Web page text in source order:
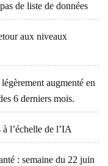
de liste de données
aux niveaux
augmenté en
6 derniers mois.
l’échelle de l’IA
: semaine du 22 juin